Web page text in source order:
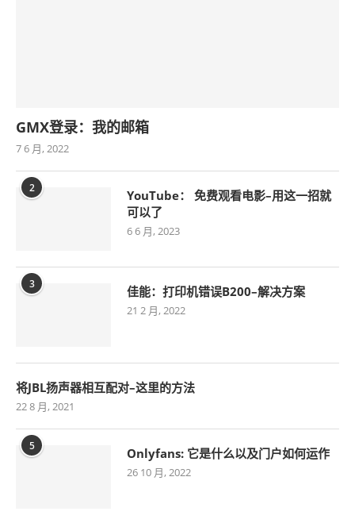
GMX登录：我的邮箱
7 6 月, 2022
2
YouTube： 免费观看电影–用这一招就
可以了
6 6 月, 2023
3 佳能：打印机错误B200–解决方案
21 2 月, 2022
将JBL扬声器相互配对–这里的方法
22 8 月, 2021
5 Onlyfans: 它是什么以及门户如何运作
26 10 月, 2022